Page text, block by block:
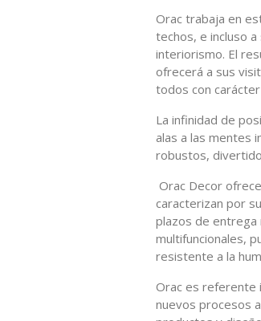
Orac trabaja en
techos, e incluso
interiorismo. El
ofrecerá a sus
todos con
La infinidad de
alas a las mentes
robustos,
Orac Decor
caracterizan por
plazos de entrega
multifuncionales,
resistente a la
Orac es referente
nuevos procesos